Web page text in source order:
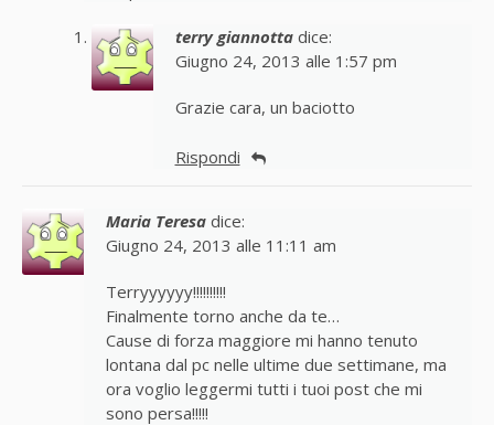
terry giannotta dice:
Giugno 24, 2013 alle 1:57 pm
Grazie cara, un baciotto
Rispondi
Maria Teresa dice:
Giugno 24, 2013 alle 11:11 am
Terryyyyyy!!!!!!!!!!
Finalmente torno anche da te…
Cause di forza maggiore mi hanno tenuto
lontana dal pc nelle ultime due settimane, ma
ora voglio leggermi tutti i tuoi post che mi
sono persa!!!!!